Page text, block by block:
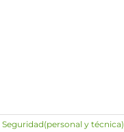
Seguridad(personal y técnica)